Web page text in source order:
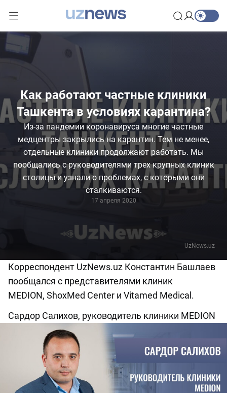
Как работают частные клиники
Ташкента в условиях карантина?
Из-за пандемии коронавируса многие частные
медцентры закрылись на карантин. Тем не менее,
отдельные клиники продолжают работать. Мы
пообщались с руководителями трех крупных клиник
столицы и узнали о проблемах, с которыми они
сталкиваются.
17 апреля 2020
UzNews.uz
Корреспондент UzNews.uz Константин Башлаев
пообщался с представителями клиник
MEDION, ShoxMed Center и Vitamed Medical.
Сардор Салихов, руководитель клиники MEDION